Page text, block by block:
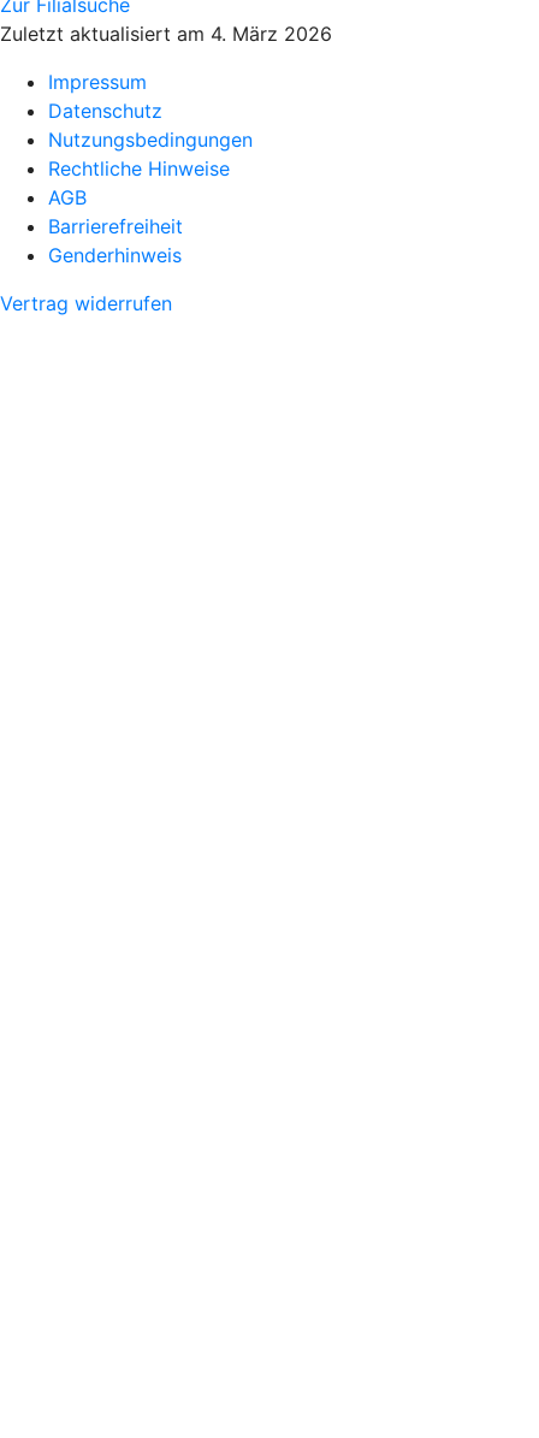
Zur Filialsuche
Zuletzt aktualisiert am 4. März 2026
Impressum
Datenschutz
Nutzungsbedingungen
Rechtliche Hinweise
AGB
Barrierefreiheit
Genderhinweis
Vertrag widerrufen